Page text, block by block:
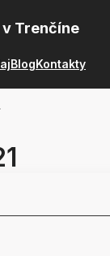
Trenčíne
BlogKontakty